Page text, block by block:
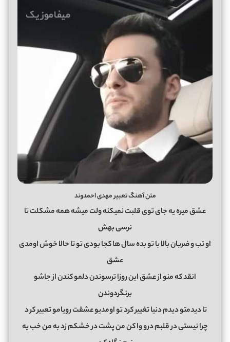
متن آهنگ تعبیر مهدی احمدوند
عشق میره یه جای توی قلبت نمیکنه ولت میشه همه مشکلت تا
نرسی بهش
او تب و ضربان بالا با تو بده سال ها کجا بودی تو تا حالا خوش اومدی
عشق
انقد که منو از عشق این روزا ترسوندن دلمو کندن از جاشو
برنگردوندن
تا دیدمتو دیدم دنیا تغییر کرد تو اومدیو عشقت رویامو تعبیر کرد
چرا نیستی در قلبم درو وا کن من پشت در خشکم زد به من خب یه